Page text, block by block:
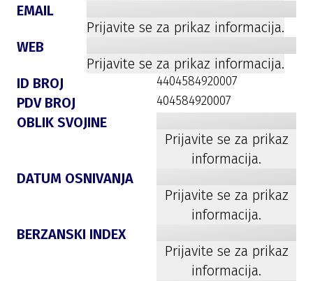
EMAIL
Prijavite se za prikaz informacija.
WEB
Prijavite se za prikaz informacija.
ID BROJ
4404584920007
PDV BROJ 404584920007
OBLIK SVOJINE
Prijavite se za prikaz
informacija.
DATUM OSNIVANJA
Prijavite se za prikaz
informacija.
BERZANSKI INDEX
Prijavite se za prikaz
informacija.